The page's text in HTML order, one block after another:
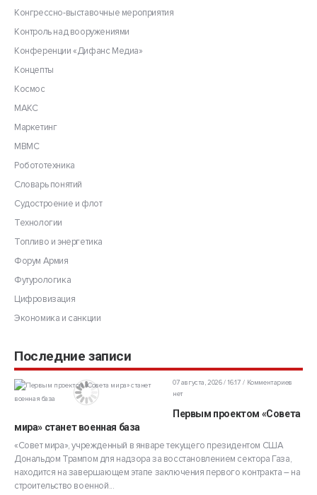
Конгрессно-выставочные мероприятия
Контроль над вооружениями
Конференции «Дифанс Медиа»
Концепты
Космос
МАКС
Маркетинг
МВМС
Робототехника
Словарь понятий
Судостроение и флот
Технологии
Топливо и энергетика
Форум Армия
Футурологика
Цифровизация
Экономика и санкции
Последние записи
07 августа, 2026 / 16:17
Комментариев
нет
Первым проектом «Совета
мира» станет военная база
«Совет мира», учрежденный в январе текущего президентом США
Дональдом Трампом для надзора за восстановлением сектора Газа,
находится на завершающем этапе заключения первого контракта – на
строительство военной...